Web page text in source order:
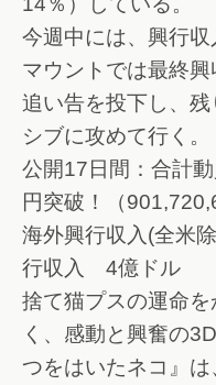
今週中には、興行
マウントでは最終
追い告を投下し、
シブに攻めて行く。
公開17日間：合
円突破！（
海外興行収入(全米
行収入 4億ドル
捨て猫プスの運命
く、感動と興奮の
つをはいたネコ』